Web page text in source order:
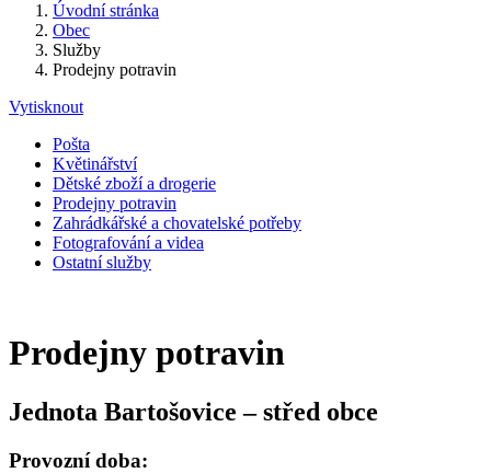
Úvodní stránka
Obec
Služby
Prodejny potravin
Vytisknout
Pošta
Květinářství
Dětské zboží a drogerie
Prodejny potravin
Zahrádkářské a chovatelské potřeby
Fotografování a videa
Ostatní služby
Prodejny potravin
Jednota Bartošovice – střed obce
Provozní doba: